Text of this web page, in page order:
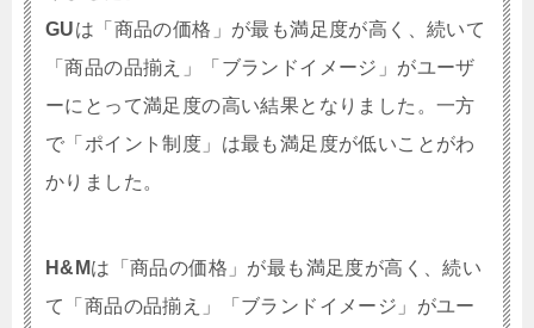
GUは「商品の価格」が最も満足度が高く、続いて
「商品の品揃え」「ブランドイメージ」がユーザ
ーにとって満足度の高い結果となりました。一方
で「ポイント制度」は最も満足度が低いことがわ
かりました。
H&Mは「商品の価格」が最も満足度が高く、続い
て「商品の品揃え」「ブランドイメージ」がユー